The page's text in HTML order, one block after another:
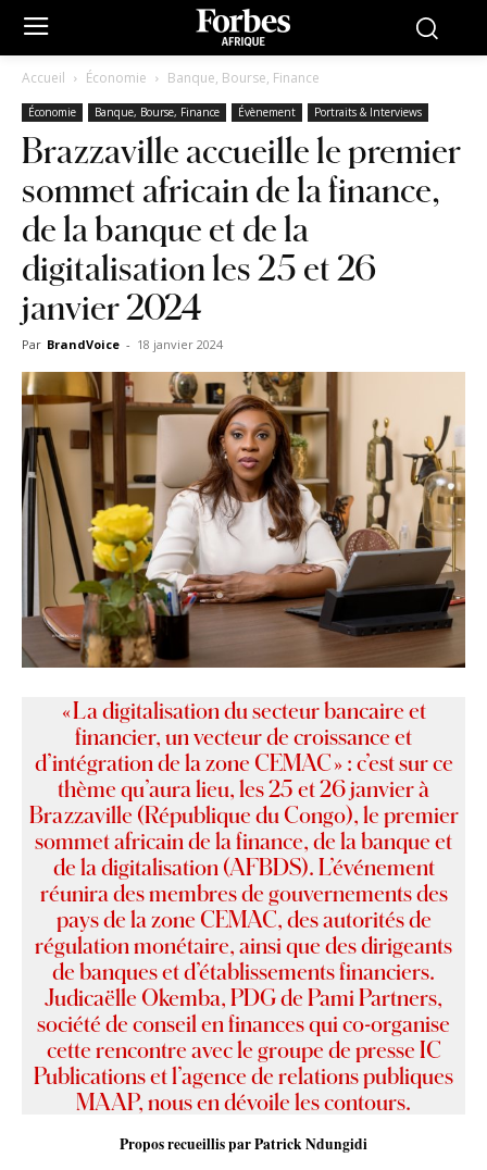
Accueil Économie Banque, Bourse, Finance
Économie Banque, Bourse, Finance Évènement Portraits & Interviews
Brazzaville accueille le premier
sommet africain de la finance,
de la banque et de la
digitalisation les 25 et 26
janvier 2024
Par BrandVoice - 18 janvier 2024
« La digitalisation du secteur bancaire et
financier, un vecteur de croissance et
d’intégration de la zone CEMAC » : c’est sur ce
thème qu’aura lieu, les 25 et 26 janvier à
Brazzaville (République du Congo), le premier
sommet africain de la finance, de la banque et
de la digitalisation (AFBDS). L’événement
réunira des membres de gouvernements des
pays de la zone CEMAC, des autorités de
régulation monétaire, ainsi que des dirigeants
de banques et d’établissements financiers.
Judicaëlle Okemba, PDG de Pami Partners,
société de conseil en finances qui co-organise
cette rencontre avec le groupe de presse IC
Publications et l’agence de relations publiques
MAAP, nous en dévoile les contours.
Propos recueillis par Patrick Ndungidi